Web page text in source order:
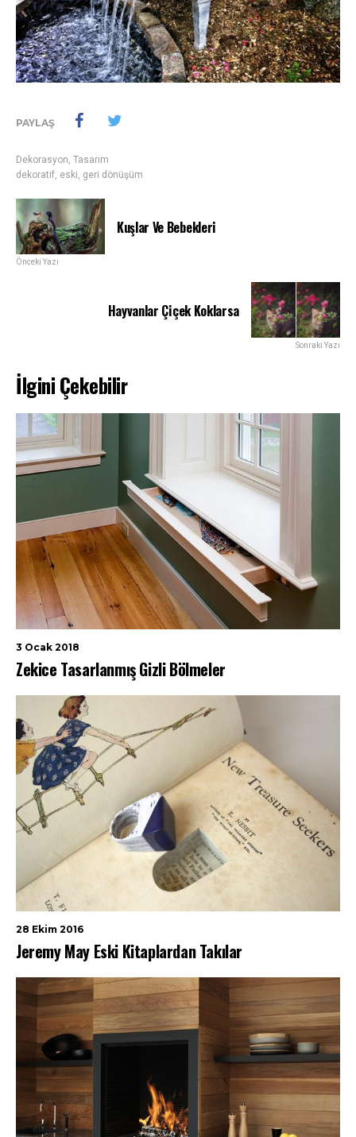
PAYLAŞ
Dekorasyon, Tasarım
dekoratif, eski, geri dönüşüm
Kuşlar Ve Bebekleri
Önceki Yazı
Hayvanlar Çiçek Koklarsa
Sonraki Yazı
İlgini Çekebilir
3 Ocak 2018
Zekice Tasarlanmış Gizli Bölmeler
28 Ekim 2016
Jeremy May Eski Kitaplardan Takılar